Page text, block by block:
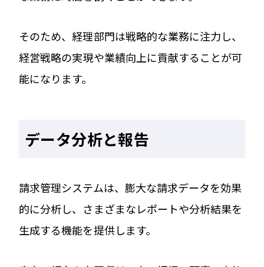
そのため、経理部門は戦略的な業務に注力し、
経営戦略の実現や業績向上に貢献することが可
能になります。
データ分析と報告
請求管理システムは、膨大な請求データを効果
的に分析し、さまざまなレポートや分析結果を
生成する機能を提供します。